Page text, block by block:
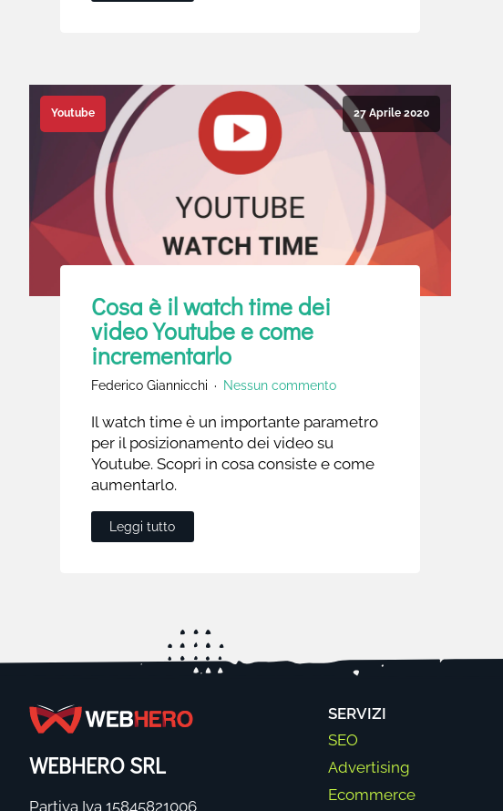
27 Aprile 2020
Youtube
Cosa è il watch time dei
video Youtube e come
incrementarlo
Federico Giannicchi Nessun commento
Il watch time è un importante parametro
per il posizionamento dei video su
Youtube. Scopri in cosa consiste e come
aumentarlo.
Leggi tutto
WEBHERO SRL
Partiva Iva 15845821006
SERVIZI
SEO
Advertising
Ecommerce